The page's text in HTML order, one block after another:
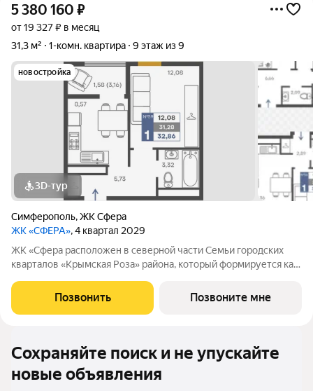
5 380 160 ₽
от 19 327 ₽ в месяц
31,3 м²
1-комн. квартира 9 этаж из 9
новостройка
3D-тур
Симферополь,ЖК Сфера
ЖК «СФЕРА», 4 квартал 2029
ЖК «Сфера расположен в северной части Семьи городских
кварталов «Крымская Роза» района, который формируется как
«Сфера» состоит из восьми домов высотой в 8 и 9 этажей.
Выбор для тех, кто смотрит
Позвонить Позвоните мне
Сохраняйте поиск и не упускайте
новые объявления